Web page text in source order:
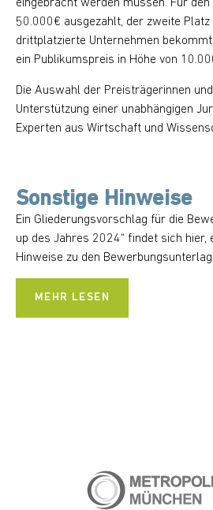
eingebracht werden müssen. Für
50.000€ ausgezahlt, der zweite
drittplatzierte Unternehmen
ein Publikumspreis in Höhe von
Die Auswahl der Preisträgerinnen
Unterstützung einer unabhängigen
Experten aus Wirtschaft und
Sonstige Hinweise
Ein Gliederungsvorschlag für die
up des Jahres 2024“ findet sich hier,
Hinweise zu den
MEHR LESEN